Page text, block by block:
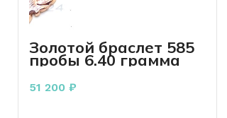
Золотой браслет 585
пробы 6.40 грамма
51 200 ₽